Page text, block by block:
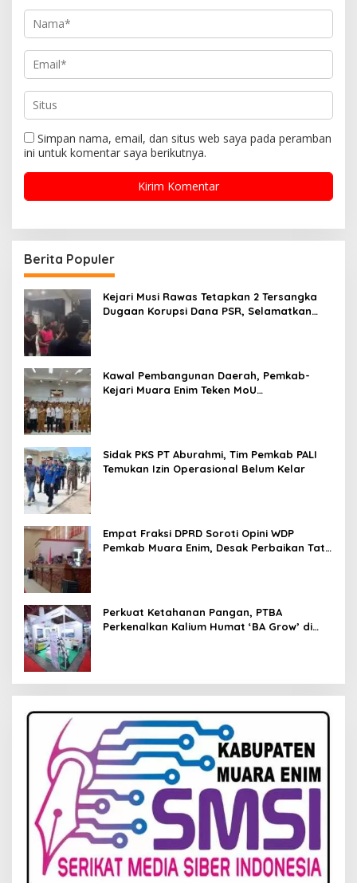
Simpan nama, email, dan situs web saya pada peramban
ini untuk komentar saya berikutnya.
Berita Populer
Kejari Musi Rawas Tetapkan 2 Tersangka
Dugaan Korupsi Dana PSR, Selamatkan
Kawal Pembangunan Daerah, Pemkab-
Kejari Muara Enim Teken MoU
Sidak PKS PT Aburahmi, Tim Pemkab PALI
Temukan Izin Operasional Belum Kelar
Empat Fraksi DPRD Soroti Opini WDP
Pemkab Muara Enim, Desak Perbaikan Tata
Perkuat Ketahanan Pangan, PTBA
Perkenalkan Kalium Humat ‘BA Grow’ di